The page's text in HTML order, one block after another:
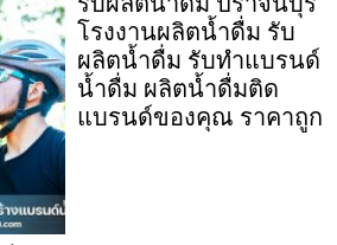
โรงงานผลิตน้ำดื่ม รับ
ผลิตน้ำดื่ม รับทำแบรนด์
น้ำดื่ม ผลิตน้ำดื่มติด
แบรนด์ของคุณ ราคาถูก